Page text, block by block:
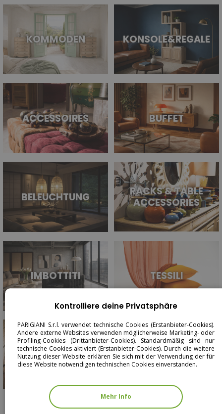
KOMMODEN KONSOLE&REGALE
ACCESSOIRES BUFFET
BELEUCHTUNG
RACKS & TABLE
ACCESSORIES
IMBOTTITI TESSILI
SPIEGEL
Kontrolliere deine Privatsphäre
PARIGIANI S.r.l. verwendet technische Cookies (Erstanbieter-Cookies).
Andere externe Websites verwenden möglicherweise Marketing- oder
Profiling-Cookies (Drittanbieter-Cookies). Standardmäßig sind nur
technische Cookies aktiviert (Erstanbieter-Cookies). Durch die weitere
Nutzung dieser Website erklären Sie sich mit der Verwendung der für
diese Website notwendigen technischen Cookies einverstanden.
Mehr Info